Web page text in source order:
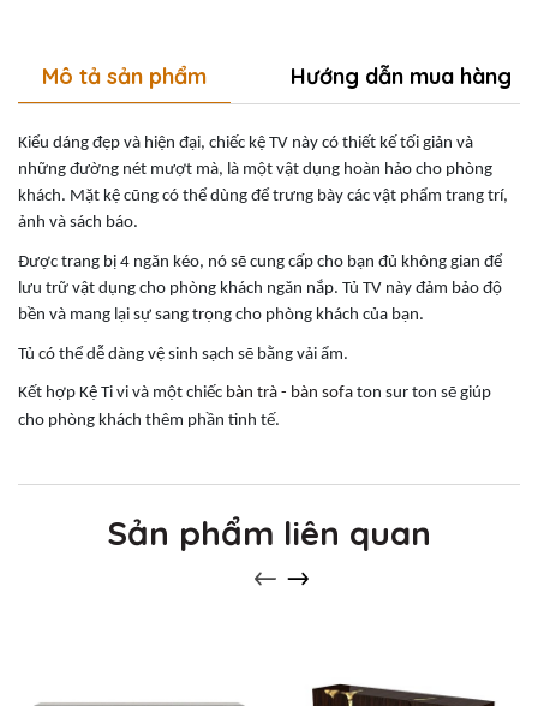
Mô tả sản phẩm Hướng dẫn mua hàng
Kiểu dáng đẹp và hiện đại, chiếc kệ TV này có thiết kế tối giản và
những đường nét mượt mà, là một vật dụng hoàn hảo cho phòng
khách. Mặt kệ cũng có thể dùng để trưng bày các vật phẩm trang trí,
ảnh và sách báo.
Được trang bị 4 ngăn kéo, nó sẽ cung cấp cho bạn đủ không gian để
lưu trữ vật dụng cho phòng khách ngăn nắp. Tủ TV này đảm bảo độ
bền và mang lại sự sang trọng cho phòng khách của bạn.
Tủ có thể dễ dàng vệ sinh sạch sẽ bằng vải ẩm.
Kết hợp Kệ Ti vi và một chiếc bàn trà - bàn sofa ton sur ton sẽ giúp
cho phòng khách thêm phần tinh tế.
Sản phẩm liên quan